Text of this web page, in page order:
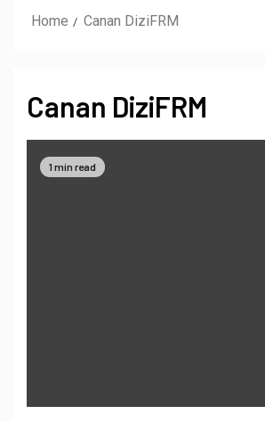
Home Canan DiziFRM
Canan DiziFRM
1 min read